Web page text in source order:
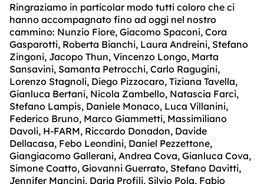
Ringraziamo in particolar modo tutti coloro che ci
hanno accompagnato fino ad oggi nel nostro
cammino: Nunzio Fiore, Giacomo Spaconi, Cora
Gasparotti, Roberta Bianchi, Laura Andreini, Stefano
Zingoni, Jacopo Thun, Vincenzo Longo, Marta
Sansavini, Samanta Petrocchi, Carlo Ragugini,
Lorenzo Stagnoli, Diego Pizzocaro, Tiziana Tavella,
Gianluca Bertani, Nicola Zambello, Natascia Farci,
Stefano Lampis, Daniele Monaco, Luca Villanini,
Federico Bruno, Marco Giammetti, Massimiliano
Davoli, H-FARM, Riccardo Donadon, Davide
Dellacasa, Febo Leondini, Daniel Pezzettone,
Giangiacomo Gallerani, Andrea Cova, Gianluca Cova,
Simone Coatto, Giovanni Guerrato, Stefano Davitti,
Jennifer Mancini, Daria Profili, Silvio Pola, Fabio